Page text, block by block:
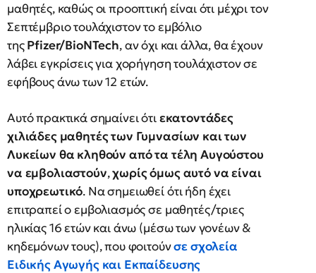
μαθητές, καθώς οι προοπτική είναι ότι μέχρι τον
Σεπτέμβριο τουλάχιστον το εμβόλιο
τηςPfizer/BioNTech, αν όχι και άλλα, θα έχουν
λάβει εγκρίσεις για χορήγηση τουλάχιστον σε
εφήβους άνω των 12 ετών.
Αυτό πρακτικά σημαίνει ότιεκατοντάδες
χιλιάδες μαθητές των Γυμνασίων και των
Λυκείων θα κληθούν από τα τέλη Αυγούστου
να εμβολιαστούν,χωρίς όμως αυτό να είναι
υποχρεωτικό. Να σημειωθεί ότι ήδη έχει
επιτραπεί ο εμβολιασμός σε μαθητές/τριες
ηλικίας 16 ετών και άνω (μέσω των γονέων &
κηδεμόνων τους), που φοιτούνσε σχολεία
Ειδικής Αγωγής και Εκπαίδευσης